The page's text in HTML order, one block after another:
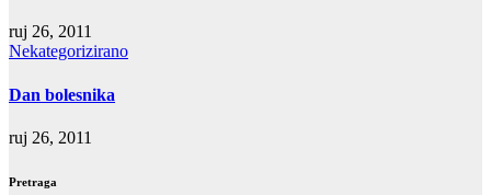
ruj 26, 2011
Nekategorizirano
Dan bolesnika
ruj 26, 2011
Pretraga